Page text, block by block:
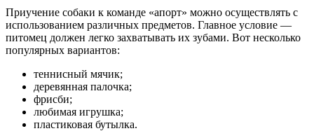
Приучение собаки к команде «апорт» можно осуществлять с
использованием различных предметов. Главное условие —
питомец должен легко захватывать их зубами. Вот несколько
популярных вариантов:
теннисный мячик;
деревянная палочка;
фрисби;
любимая игрушка;
пластиковая бутылка.